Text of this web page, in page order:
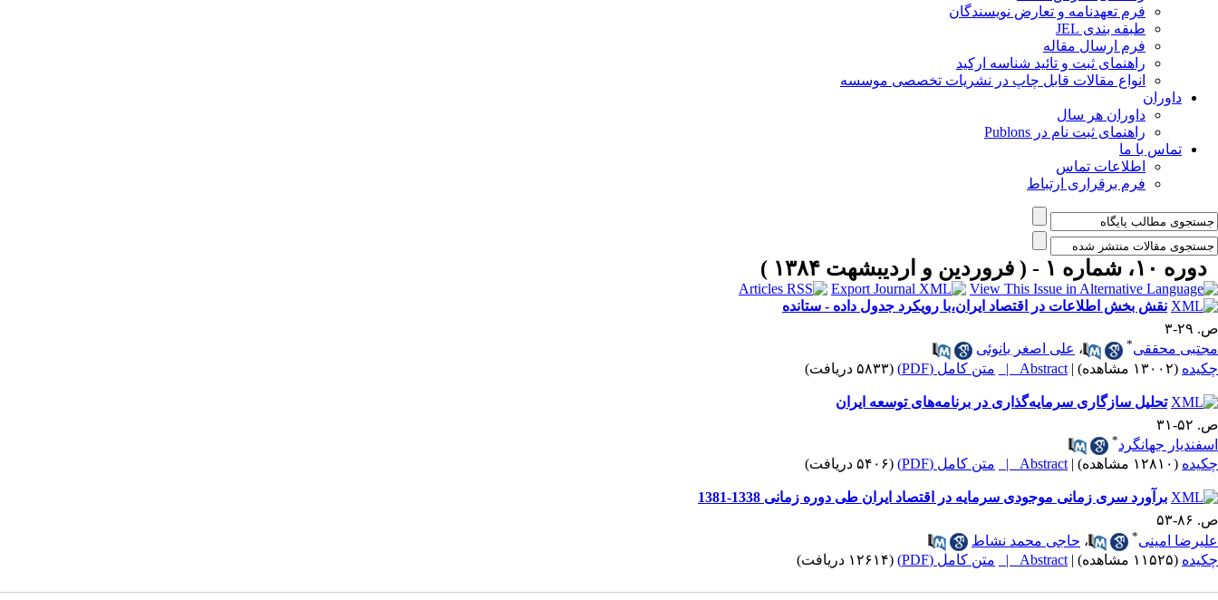
فرم تعهدنامه و تعارض نویسندگان
طبقه بندی JEL
فرم ارسال مقاله
راهنمای ثبت و تائید شناسه ارکید
انواع مقالات قابل چاپ در نشریات تخصصی موسسه
داوران
داوران هر سال
راهنمای ثبت نام در Publons
تماس با ما
اطلاعات تماس
فرم برقراری ارتباط
دوره ۱۰، شماره ۱ - ( فروردين و ارديبشهت ۱۳۸۴ )
نقش بخش اطلاعات در اقتصاد ایران،با رویکرد جدول داده - ستانده
ص. ۲۹-۳
مجتبی محققی* ، علی اصغر بانوئی
چکیده (۱۳۰۰۲ مشاهده) |
Abstract | متن کامل (PDF) (۵۸۳۳ دریافت)
تحلیل سازگاری سرمایه‌گذاری در برنامه‌های توسعه ایران
ص. ۵۲-۳۱
اسفندیار جهانگرد*
چکیده (۱۲۸۱۰ مشاهده) |
Abstract | متن کامل (PDF) (۵۴۰۶ دریافت)
برآورد سری زمانی موجودی سرمایه در اقتصاد ایران طی دوره زمانی 1338-1381
ص. ۸۶-۵۳
علیرضا امینی* ، حاجی محمد نشاط
چکیده (۱۱۵۲۵ مشاهده) |
Abstract | متن کامل (PDF) (۱۲۶۱۴ دریافت)